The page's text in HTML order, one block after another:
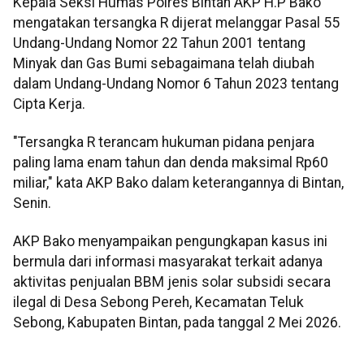
mengatakan tersangka R dijerat melanggar Pasal 55
Undang-Undang Nomor 22 Tahun 2001 tentang
Minyak dan Gas Bumi sebagaimana telah diubah
dalam Undang-Undang Nomor 6 Tahun 2023 tentang
Cipta Kerja.
"Tersangka R terancam hukuman pidana penjara
paling lama enam tahun dan denda maksimal Rp60
miliar," kata AKP Bako dalam keterangannya di Bintan,
Senin.
AKP Bako menyampaikan pengungkapan kasus ini
bermula dari informasi masyarakat terkait adanya
aktivitas penjualan BBM jenis solar subsidi secara
ilegal di Desa Sebong Pereh, Kecamatan Teluk
Sebong, Kabupaten Bintan, pada tanggal 2 Mei 2026.